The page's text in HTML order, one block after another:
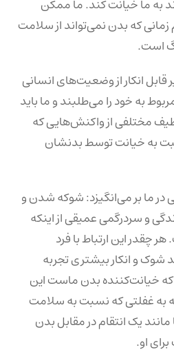
به ما خیانت کند. ما ممکن
که بدن نمی‌تواند از سلامت
است.
انکار از وضعیت‌های انسانی
به خود را می‌طلبند و ما باید
طیف مختلفی از واکنش‌هایی که
به خیانت توسط بدنشان
ما بر می‌انگیزد: شوکه شدن و
و سردرگمی عمیقی از اینکه
چقدر این ارتباط با فرد
و انکار بیشتری تجربه
خیانت‌کننده بدن ماست این
به غفلتی که نسبت به سلامت
یک انتقام در مقابل بدن
او.